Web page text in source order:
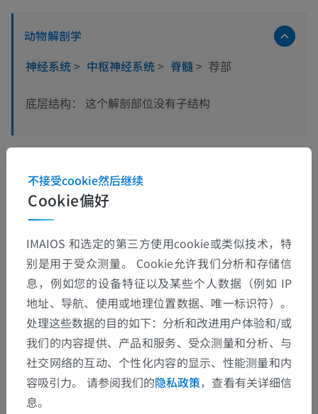
动物解剖学
神经系统> 中枢神经系统> 脊髓> 荐部
底层结构： 这个解剖部位没有子结构
翻译
发现错误？
欢迎提出更正、翻译或内容改进的建议。
检举错误
下载APP
Cookie偏好
不接受cookie然后继续
IMAIOS 和选定的第三方使用cookie或类似技术，特
别是用于受众测量。 Cookie允许我们分析和存储信
息，例如您的设备特征以及某些个人数据（例如 IP
地址、导航、使用或地理位置数据、唯一标识符）。
处理这些数据的目的如下：分析和改进用户体验和/或
我们的内容提供、产品和服务、受众测量和分析、与
社交网络的互动、个性化内容的显示、性能测量和内
容吸引力。 请参阅我们的隐私政策，查看有关详细信
息。